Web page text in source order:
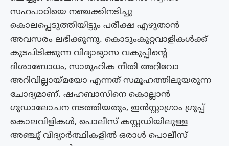
സഹപാഠിയെ നഞ്ചക്കിനടിച്ചു
കൊലപ്പെടുത്തിയിട്ടും പരീക്ഷ എഴുതാൻ
അവസരം ലഭിക്കുന്നു. കൊടുംകുറ്റവാളികൾക്ക്
കുടപിടിക്കുന്ന വിദ്യാഭ്യാസ വകുപ്പിൻ്റെ
ദിശാബോധം, സാമൂഹിക നീതി അറിവോ
അറിവില്ലായ്‌മയോ എന്നത് സമൂഹത്തിലുയരുന്ന
ചോദ്യമാണ്. ഷഹബാസിനെ കൊല്ലാൻ
ഗൂഡാലോചന നടത്തിയതും, ഇൻസ്റ്റാഗ്രാം ഗ്രൂപ്പ്
കൊലവിളികൾ, പൊലീസ് കസ്റ്റഡിയിലുള്ള
അഞ്ചു് വിദ്യാർത്ഥികളിൽ ഒരാൾ പൊലീസ്